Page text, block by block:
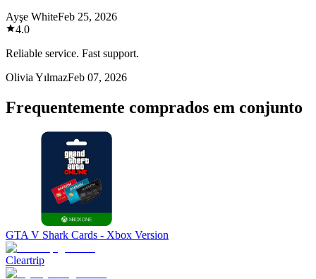
Ayşe WhiteFeb 25, 2026
4.0
Reliable service. Fast support.
Olivia YılmazFeb 07, 2026
Frequentemente comprados em conjunto
GTA V Shark Cards - Xbox Version
Cleartrip